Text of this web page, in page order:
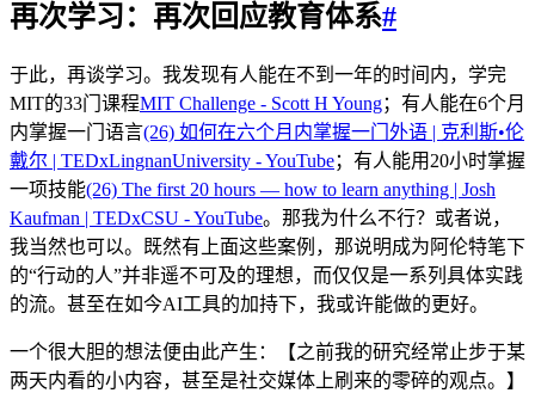
再次学习：再次回应教育体系#
于此，再谈学习。我发现有人能在不到一年的时间内，学完
MIT的33门课程MIT Challenge - Scott H Young；有人能在6个月
内掌握一门语言(26) 如何在六个月内掌握一门外语 | 克利斯•伦
戴尔 | TEDxLingnanUniversity - YouTube；有人能用20小时掌握
一项技能(26) The first 20 hours — how to learn anything | Josh
Kaufman | TEDxCSU - YouTube。那我为什么不行？或者说，
我当然也可以。既然有上面这些案例，那说明成为阿伦特笔下
的“行动的人”并非遥不可及的理想，而仅仅是一系列具体实践
的流。甚至在如今AI工具的加持下，我或许能做的更好。
一个很大胆的想法便由此产生：【之前我的研究经常止步于某
两天内看的小内容，甚至是社交媒体上刷来的零碎的观点。】